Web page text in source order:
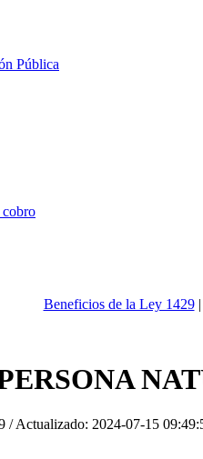
Pública
cobro
Beneficios de la Ley 1429|
/ Actualizado: 2024-07-15